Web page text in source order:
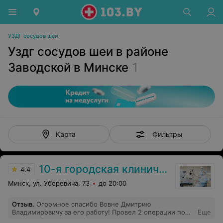
УЗДГ сосудов шеи
Уздг сосудов шеи в районе
Заводской в Минске 1
Карта Фильтры
4.4 10-я городская клиническая больница
Минск, ул. Уборевича, 73 до 20:00
Отзыв. Огромное спасибо Вовне Дмитрию
Владимировичу за его работу! Провел 2 операции по
Еще